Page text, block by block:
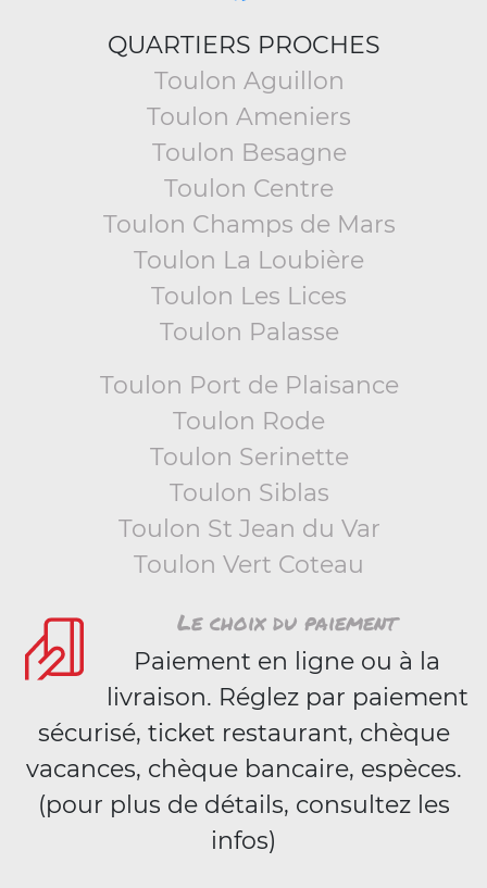
QUARTIERS PROCHES
Toulon Aguillon
Toulon Ameniers
Toulon Besagne
Toulon Centre
Toulon Champs de Mars
Toulon La Loubière
Toulon Les Lices
Toulon Palasse
Toulon Port de Plaisance
Toulon Rode
Toulon Serinette
Toulon Siblas
Toulon St Jean du Var
Toulon Vert Coteau
Le choix du paiement
Paiement en ligne ou à la
livraison. Réglez par paiement
sécurisé, ticket restaurant, chèque
vacances, chèque bancaire, espèces.
(pour plus de détails, consultez les
infos)